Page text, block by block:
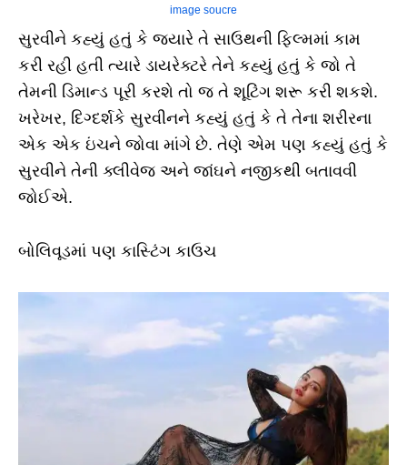
image soucre
સુરવીને કહ્યું હતું કે જ્યારે તે સાઉથની ફિલ્મમાં કામ
કરી રહી હતી ત્યારે ડાયરેક્ટરે તેને કહ્યું હતું કે જો તે
તેમની ડિમાન્ડ પૂરી કરશે તો જ તે શૂટિંગ શરૂ કરી શકશે.
ખરેખર, દિગ્દર્શકે સુરવીનને કહ્યું હતું કે તે તેના શરીરના
એક એક ઇંચને જોવા માંગે છે. તેણે એમ પણ કહ્યું હતું કે
સુરવીને તેની ક્લીવેજ અને જાંઘને નજીકથી બતાવવી
જોઈએ.
બોલિવૂડમાં પણ કાસ્ટિંગ કાઉચ